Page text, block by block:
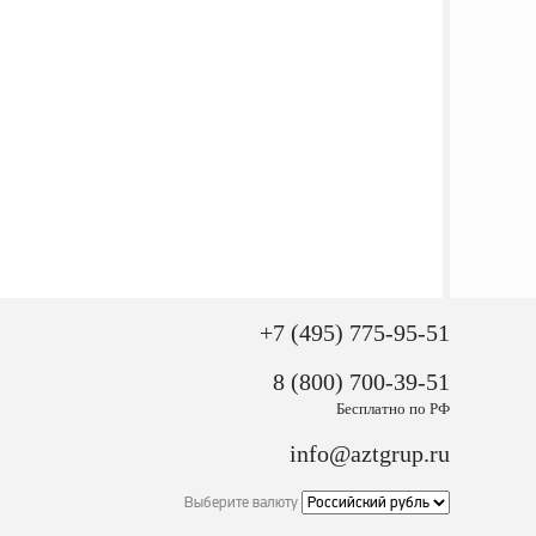
+7 (495) 775-95-51
8 (800) 700-39-51
Бесплатно по РФ
info@aztgrup.ru
Выберите валюту